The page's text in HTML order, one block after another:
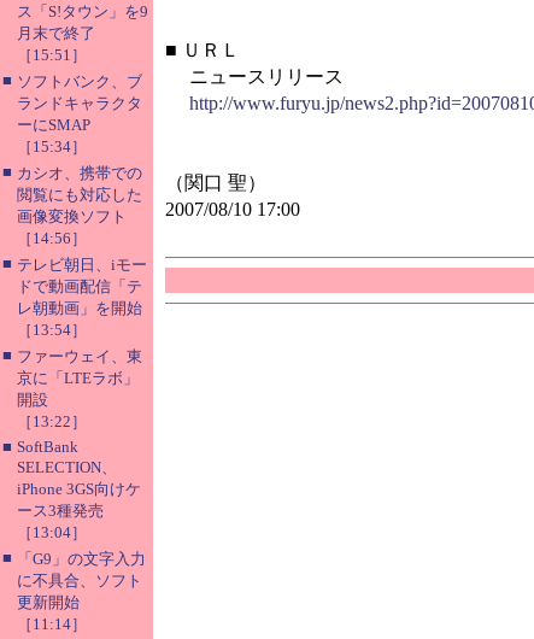
ス「S!タウン」を9
月末で終了
［15:51］
■ ソフトバンク、ブ
ランドキャラクタ
ーにSMAP
［15:34］
■ カシオ、携帯での
閲覧にも対応した
画像変換ソフト
［14:56］
■ テレビ朝日、iモー
ドで動画配信「テ
レ朝動画」を開始
［13:54］
■ ファーウェイ、東
京に「LTEラボ」
開設
［13:22］
■ SoftBank
SELECTION、
iPhone 3GS向けケ
ース3種発売
［13:04］
■
「G9」の文字入力
に不具合、ソフト
更新開始
［11:14］
■ ＵＲＬ
ニュースリリース
http://www.furyu.jp/
（関口 聖）
2007/08/10 17:00